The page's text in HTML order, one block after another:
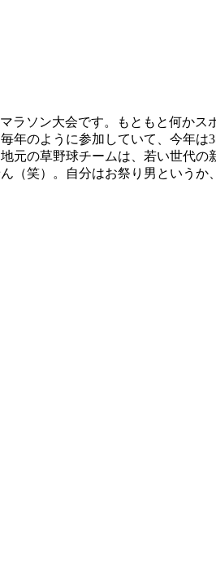
ソン大会です。もともと何かス
年のように参加していて、今年は
元の草野球チームは、若い世代の
（笑）。自分はお祭り男というか